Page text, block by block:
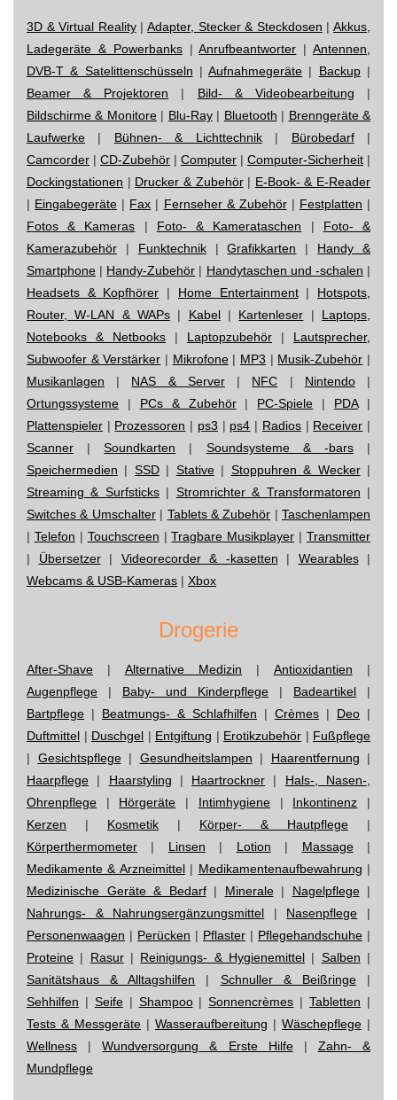
3D & Virtual Reality|Adapter, Stecker & Steckdosen |Akkus,
Ladegeräte & Powerbanks|Anrufbeantworter |Antennen,
DVB-T & Satelittenschüsseln |Aufnahmegeräte | Backup|
Beamer & Projektoren | Bild- & Videobearbeitung |
Bildschirme & Monitore| Blu-Ray| Bluetooth | Brenngeräte &
Laufwerke | Bühnen- & Lichttechnik| Bürobedarf|
Camcorder | CD-Zubehör | Computer | Computer-Sicherheit |
Dockingstationen | Drucker & Zubehör| E-Book- & E-Reader
| Eingabegeräte | Fax | Fernseher & Zubehör| Festplatten |
Fotos & Kameras | Foto- & Kamerataschen | Foto- &
Kamerazubehör | Funktechnik|Grafikkarten | Handy &
Smartphone | Handy-Zubehör | Handytaschen und -schalen |
Headsets & Kopfhörer | Home Entertainment| Hotspots,
Router, W-LAN & WAPs | Kabel| Kartenleser | Laptops,
Notebooks & Netbooks | Laptopzubehör | Lautsprecher,
Subwoofer & Verstärker | Mikrofone| MP3 | Musik-Zubehör |
Musikanlagen | NAS & Server| NFC | Nintendo|
Ortungssysteme | PCs & Zubehör| PC-Spiele | PDA|
Plattenspieler | Prozessoren | ps3 | ps4 | Radios| Receiver |
Scanner |Soundkarten | Soundsysteme & -bars|
Speichermedien | SSD| Stative| Stoppuhren & Wecker|
Streaming & Surfsticks| Stromrichter & Transformatoren |
Switches & Umschalter| Tablets & Zubehör | Taschenlampen
| Telefon | Touchscreen |Tragbare Musikplayer | Transmitter
| Übersetzer| Videorecorder & -kasetten | Wearables|
Webcams & USB-Kameras | Xbox
Drogerie
After-Shave | Alternative Medizin | Antioxidantien |
Augenpflege | Baby- und Kinderpflege | Badeartikel |
Bartpflege | Beatmungs- & Schlafhilfen | Crèmes | Deo |
Duftmittel | Duschgel | Entgiftung | Erotikzubehör | Fußpflege
| Gesichtspflege| Gesundheitslampen | Haarentfernung |
Haarpflege | Haarstyling | Haartrockner | Hals-, Nasen-,
Ohrenpflege | Hörgeräte | Intimhygiene| Inkontinenz |
Kerzen | Kosmetik | Körper- & Hautpflege |
Körperthermometer | Linsen | Lotion | Massage|
Medikamente & Arzneimittel| Medikamentenaufbewahrung |
Medizinische Geräte & Bedarf| Minerale| Nagelpflege|
Nahrungs- & Nahrungsergänzungsmittel | Nasenpflege |
Personenwaagen | Perücken | Pflaster | Pflegehandschuhe |
Proteine | Rasur| Reinigungs- & Hygienemittel | Salben |
Sanitätshaus & Alltagshilfen | Schnuller & Beißringe|
Sehhilfen | Seife| Shampoo|Sonnencrèmes |Tabletten |
Tests & Messgeräte | Wasseraufbereitung | Wäschepflege |
Wellness |Wundversorgung & Erste Hilfe| Zahn- &
Mundpflege